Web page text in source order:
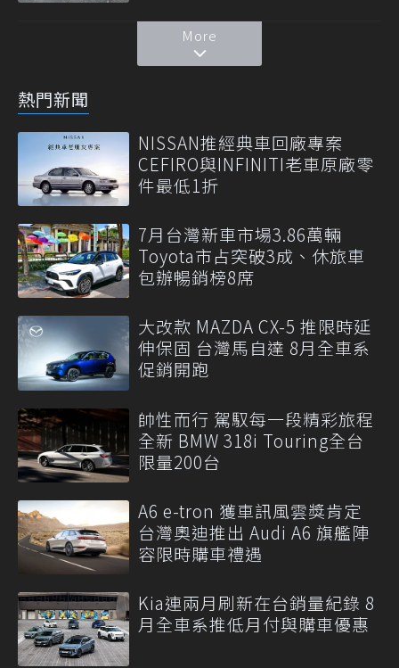
More
熱門新聞
NISSAN推經典車回廠專案
CEFIRO與INFINITI老車原廠零
件最低1折
7月台灣新車市場3.86萬輛
Toyota市占突破3成、休旅車
包辦暢銷榜8席
大改款 MAZDA CX-5 推限時延
伸保固 台灣馬自達 8月全車系
促銷開跑
帥性而行 駕馭每一段精彩旅程
全新 BMW 318i Touring全台
限量200台
A6 e-tron 獲車訊風雲獎肯定
台灣奧迪推出 Audi A6 旗艦陣
容限時購車禮遇
Kia連兩月刷新在台銷量紀錄 8
月全車系推低月付與購車優惠